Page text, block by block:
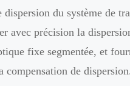
dispersion du système de
avec précision la
fixe segmentée, et
compensation de